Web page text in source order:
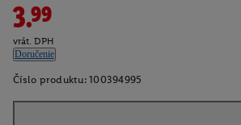
3.99
vrát. DPH
Doručenie
Číslo produktu: 100394995